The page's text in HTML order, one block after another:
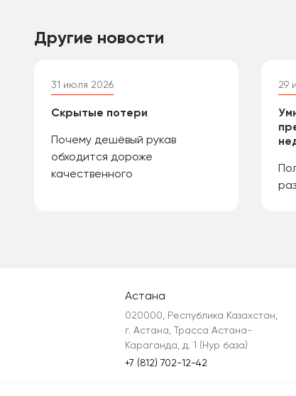
Другие новости
31 июля 2026
Скрытые потери
Почему дешёвый рукав
обходится дороже
качественного
29
Астана
020000, Республика Казахстан,
г. Астана, Трасса Астана-
Караганда, д. 1 (Нур база)
+7 (812) 702-12-42